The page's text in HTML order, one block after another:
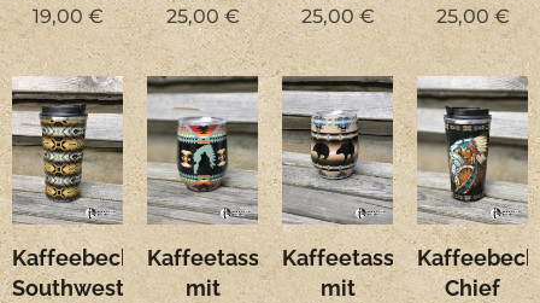
19,00€ 25,00€ 25,00€ 25,00€
Kaffeebecher
Southwest
Kaffeetasse
mit
Kaffeetasse
mit
Chief